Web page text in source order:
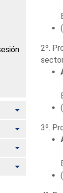
Alternar
Alternar
Alternar
Alternar
2º.
3º.